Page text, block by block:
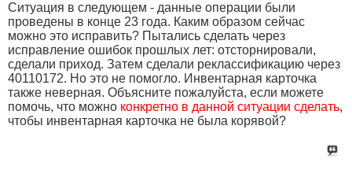
Ситуация в следующем - данные операции были
проведены в конце 23 года. Каким образом сейчас
можно это исправить? Пытались сделать через
исправление ошибок прошлых лет: отсторнировали,
сделали приход. Затем сделали реклассификацию через
40110172. Но это не помогло. Инвентарная карточка
также неверная. Объясните пожалуйста, если можете
помочь, что можно конкретно в данной ситуации сделать,
чтобы инвентарная карточка не была корявой?